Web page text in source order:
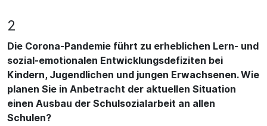
2
Die Corona-Pandemie führt zu erheblichen Lern- und
sozial-emotionalen Entwicklungsdefiziten bei
Kindern, Jugendlichen und jungen Erwachsenen. Wie
planen Sie in Anbetracht der aktuellen Situation
einen Ausbau der Schulsozialarbeit an allen
Schulen?